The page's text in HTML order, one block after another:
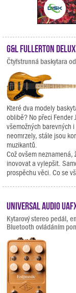
G&L Fullerton
Čtyřstrunná baskytara
Které dva modely
oblibě? No přeci Fender
všemožných barevných
neomrzely, stále jsou
muzikantů.
Což ovšem
inovovat a vylepšit.
prospěchu věci. Co se
Universal Audio
Kytarový stereo pedál,
Bluetooth ovládáním